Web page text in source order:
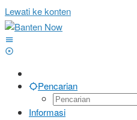
Lewati ke konten
Pencarian
Informasi